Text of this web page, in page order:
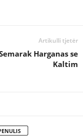
Artikulli tjetër
Harganas se
Kaltim